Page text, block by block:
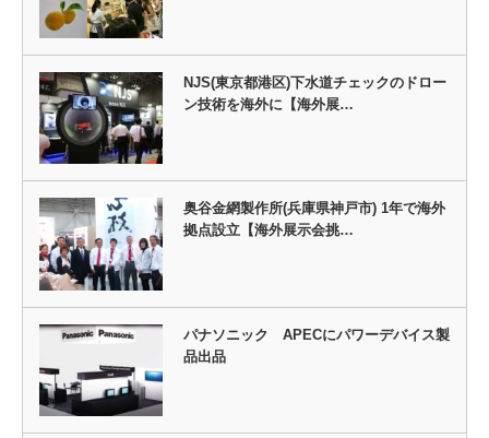
NJS(東京都港区)下水道チェックのドロー
ン技術を海外に【海外展…
奥谷金網製作所(兵庫県神戸市) 1年で海外
拠点設立【海外展示会挑…
パナソニック APECにパワーデバイス製
品出品